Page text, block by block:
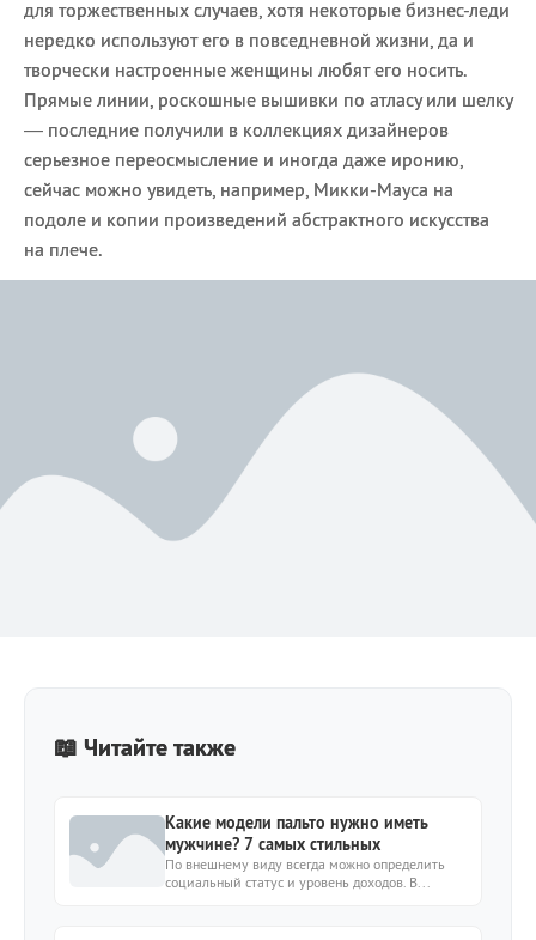
для торжественных случаев, хотя некоторые бизнес-леди
нередко используют его в повседневной жизни, да и
творчески настроенные женщины любят его носить.
Прямые линии, роскошные вышивки по атласу или шелку
— последние получили в коллекциях дизайнеров
серьезное переосмысление и иногда даже иронию,
сейчас можно увидеть, например, Микки-Мауса на
подоле и копии произведений абстрактного искусства
на плече.
📖 Читайте также
Какие модели пальто нужно иметь
мужчине? 7 самых стильных
По внешнему виду всегда можно определить
социальный статус и уровень доходов. В...